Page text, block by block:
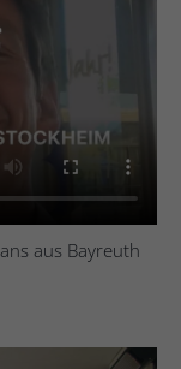
aus Bayreuth